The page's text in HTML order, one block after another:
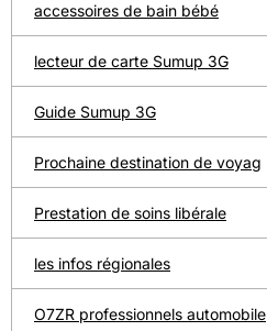
accessoires de bain bébé
lecteur de carte Sumup 3G
Guide Sumup 3G
Prochaine destination de voyag
Prestation de soins libérale
les infos régionales
O7ZR professionnels automobile